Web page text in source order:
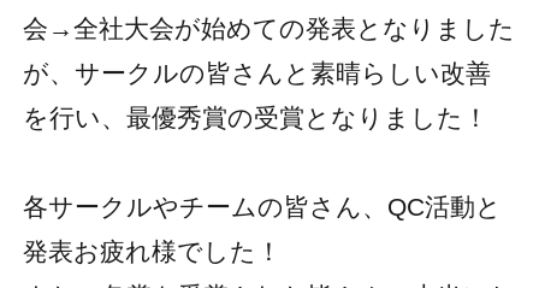
会→全社大会が始めての発表となりました
が、サークルの皆さんと素晴らしい改善
を行い、最優秀賞の受賞となりました！
各サークルやチームの皆さん、QC活動と
発表お疲れ様でした！